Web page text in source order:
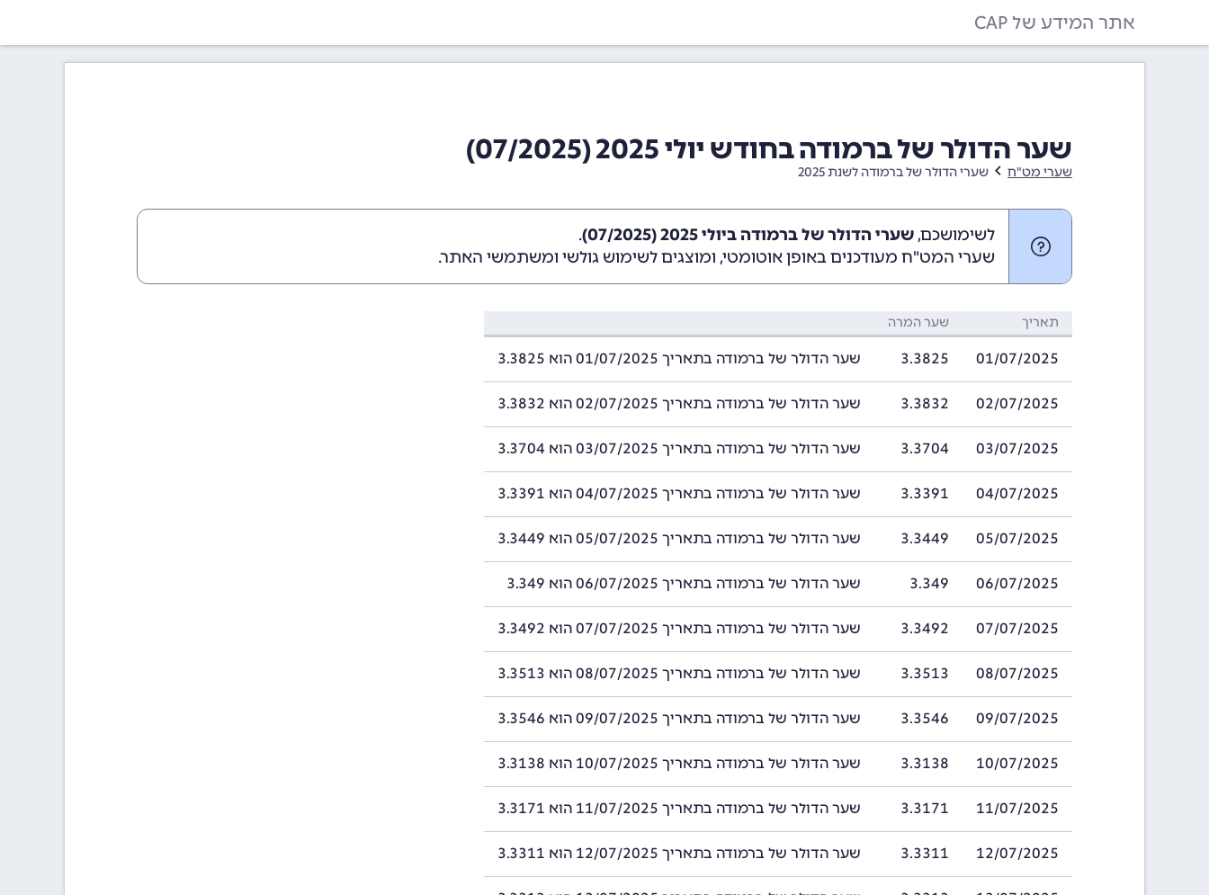
אתר המידע של CAP
שער הדולר של ברמודה בחודש יולי 2025 (07/2025)
שערי מט"ח שערי הדולר של ברמודה לשנת 2025
לשימושכם, שערי הדולר של ברמודה ביולי 2025 (07/2025)
.
שערי המט"ח מעודכנים באופן אוטומטי, ומוצגים לשימוש גולשי ומשתמשי האתר.
תאריך שער המרה
01/07/2025
3.3825 שער הדולר של ברמודה בתאריך 01/07/2025 הוא 3.3825
02/07/2025
3.3832 שער הדולר של ברמודה בתאריך 02/07/2025 הוא 3.3832
03/07/2025
3.3704 שער הדולר של ברמודה בתאריך 03/07/2025 הוא 3.3704
04/07/2025
3.3391 שער הדולר של ברמודה בתאריך 04/07/2025 הוא 3.3391
05/07/2025
3.3449 שער הדולר של ברמודה בתאריך 05/07/2025 הוא 3.3449
06/07/2025
3.349 שער הדולר של ברמודה בתאריך 06/07/2025 הוא 3.349
07/07/2025
3.3492 שער הדולר של ברמודה בתאריך 07/07/2025 הוא 3.3492
08/07/2025
3.3513 שער הדולר של ברמודה בתאריך 08/07/2025 הוא 3.3513
09/07/2025
3.3546 שער הדולר של ברמודה בתאריך 09/07/2025 הוא 3.3546
10/07/2025
3.3138 שער הדולר של ברמודה בתאריך 10/07/2025 הוא 3.3138
11/07/2025
3.3171 שער הדולר של ברמודה בתאריך 11/07/2025 הוא 3.3171
12/07/2025
3.3311 שער הדולר של ברמודה בתאריך 12/07/2025 הוא 3.3311